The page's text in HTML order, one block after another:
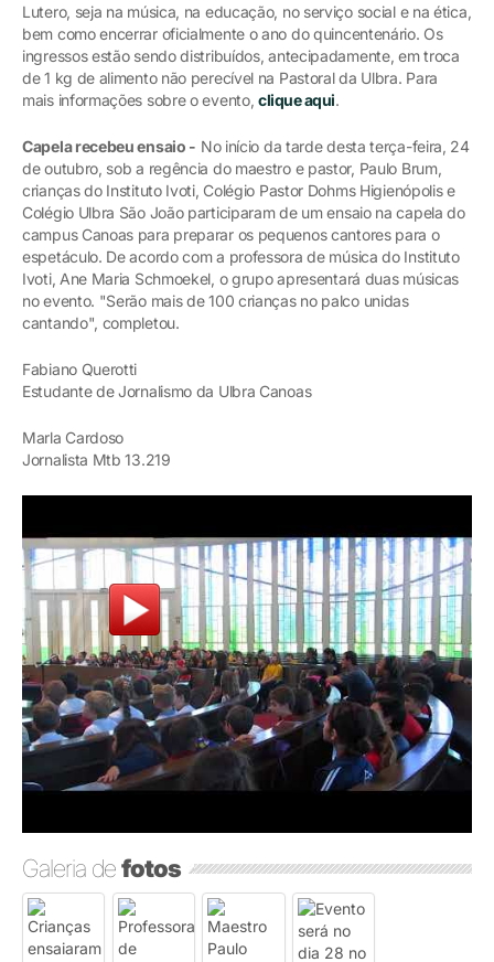
Lutero, seja na música, na educação, no serviço social e na ética,
bem como encerrar oficialmente o ano do quincentenário. Os
ingressos estão sendo distribuídos, antecipadamente, em troca
de 1 kg de alimento não perecível na Pastoral da Ulbra. Para
mais informações sobre o evento,clique aqui.
Capela recebeu ensaio - No início da tarde desta terça-feira, 24
de outubro, sob a regência do maestro e pastor, Paulo Brum,
crianças do Instituto Ivoti, Colégio Pastor Dohms Higienópolis e
Colégio Ulbra São João participaram de um ensaio na capela do
campus Canoas para preparar os pequenos cantores para o
espetáculo. De acordo com a professora de música do Instituto
Ivoti, Ane Maria Schmoekel, o grupo apresentará duas músicas
no evento. "Serão mais de 100 crianças no palco unidas
cantando", completou.
Fabiano Querotti
Estudante de Jornalismo da Ulbra Canoas
Marla Cardoso
Jornalista Mtb 13.219
Galeria defotos